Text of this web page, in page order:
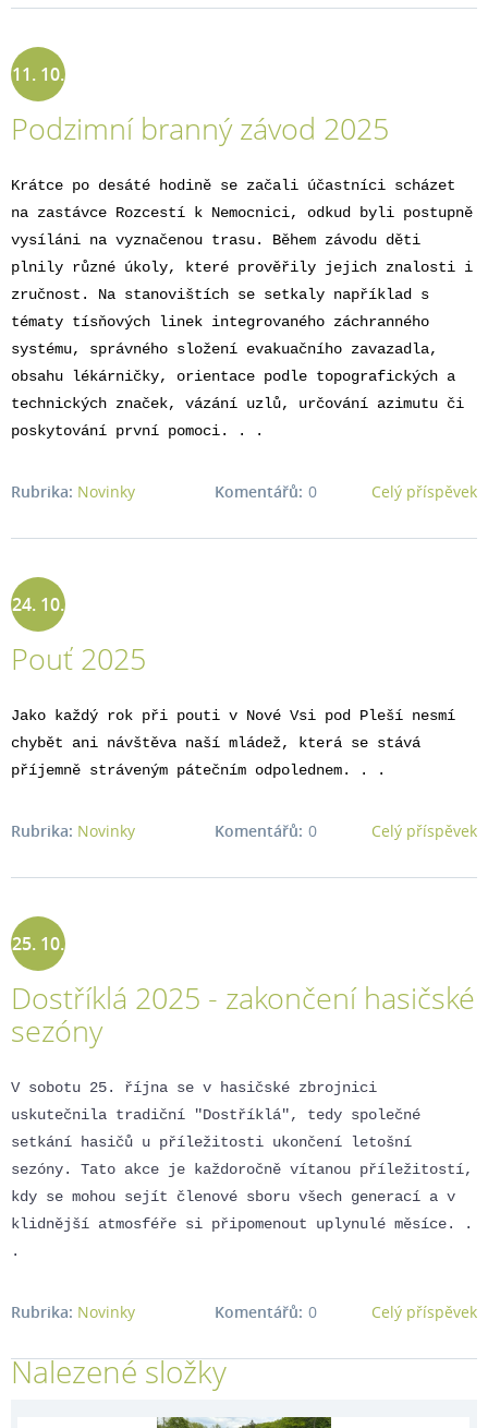
11. 10.
2025
Podzimní branný závod 2025
Krátce po desáté hodině se začali účastníci scházet
na zastávce Rozcestí k Nemocnici, odkud byli postupně
vysíláni na vyznačenou trasu. Během závodu děti
plnily různé úkoly, které prověřily jejich znalosti i
zručnost. Na stanovištích se setkaly například s
tématy tísňových linek integrovaného záchranného
systému, správného složení evakuačního zavazadla,
obsahu lékárničky, orientace podle topografických a
technických značek, vázání uzlů, určování azimutu či
poskytování první pomoci. . .
Celý příspěvek
Rubrika: Novinky 0
Komentářů:
24. 10.
2025
Pouť 2025
Jako každý rok při pouti v Nové Vsi pod Pleší nesmí
chybět ani návštěva naší mládež, která se stává
příjemně stráveným pátečním odpolednem. . .
Celý příspěvek
Rubrika: Novinky 0
Komentářů:
25. 10.
2025
Dostříklá 2025 - zakončení hasičské
sezóny
V sobotu 25. října se v hasičské zbrojnici
uskutečnila tradiční "Dostříklá", tedy společné
setkání hasičů u příležitosti ukončení letošní
sezóny. Tato akce je každoročně vítanou příležitostí,
kdy se mohou sejít členové sboru všech generací a v
klidnější atmosféře si připomenout uplynulé měsíce. .
.
Celý příspěvek
Rubrika: Novinky 0
Komentářů:
Nalezené složky